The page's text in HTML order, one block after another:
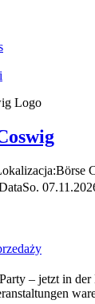
Börse
So.
Party – jetzt in